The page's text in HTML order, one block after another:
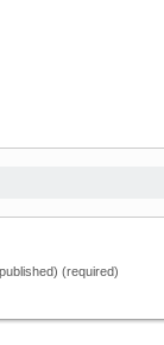
(required)